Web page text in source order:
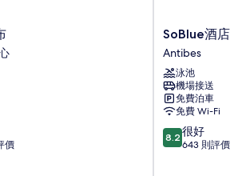
價
SoBlue
酒
店
Antibes
SoBlue酒店
Antibes
泳池
機場接送
免費泊車
免費 Wi-Fi
8.2
分
8.2 很好
643 則評價